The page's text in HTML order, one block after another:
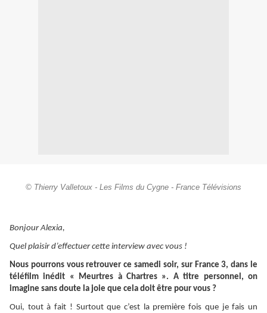
© Thierry Valletoux - Les Films du Cygne - France Télévisions
Bonjour Alexia,
Quel plaisir d’effectuer cette interview avec vous !
Nous pourrons vous retrouver ce samedi soir, sur France 3, dans le
téléfilm inédit « Meurtres à Chartres ». A titre personnel, on
imagine sans doute la joie que cela doit être pour vous ?
Oui, tout à fait ! Surtout que c’est la première fois que je fais un